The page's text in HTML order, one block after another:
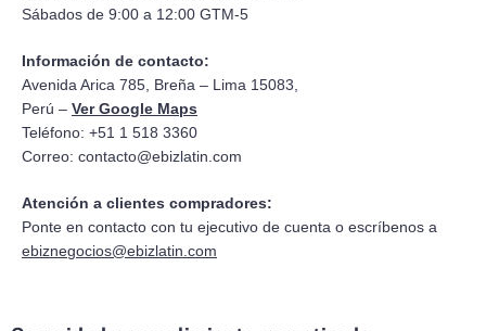
Sábados de 9:00 a 12:00 GTM-5
Información de contacto:
Avenida Arica 785, Breña – Lima 15083,
Perú – Ver Google Maps
Teléfono: +51 1 518 3360
Correo: contacto@ebizlatin.com
Atención a clientes compradores:
Ponte en contacto con tu ejecutivo de cuenta o escríbenos a
ebiznegocios@ebizlatin.com